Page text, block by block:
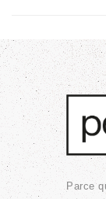
Parce